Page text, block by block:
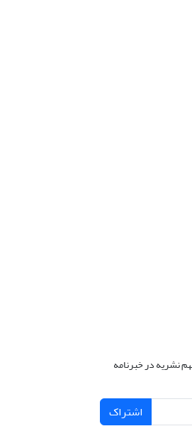
نشریه در خبرنامه
اشتراک